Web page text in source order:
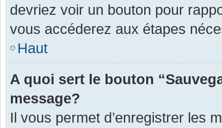
devriez voir un bouton pour
vous accéderez aux étapes
Haut
A quoi sert le bouton
message?
Il vous permet d’enregistrer les